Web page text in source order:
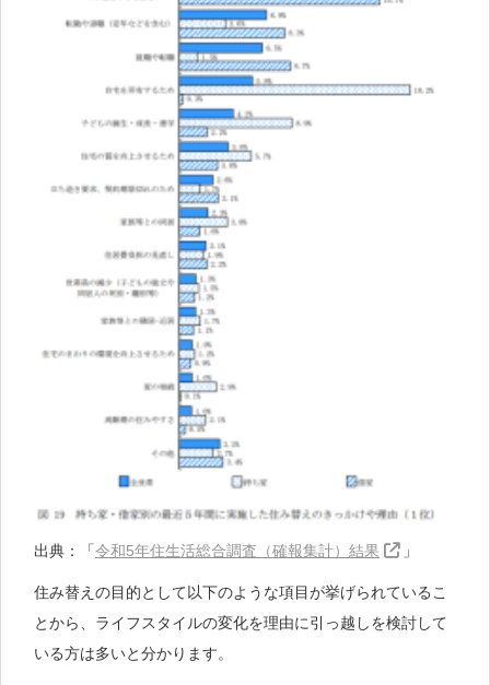
出典：「令和5年住生活総合調査（確報集計）結果 」
住み替えの目的として以下のような項目が挙げられているこ
とから、ライフスタイルの変化を理由に引っ越しを検討して
いる方は多いと分かります。